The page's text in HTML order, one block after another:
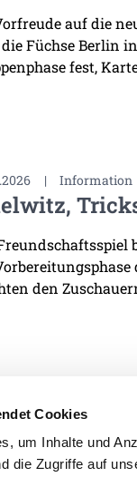
Cookies
um Inhalte und
die Zugriffe auf
auf die
Füchse Berlin
fest,
| Information
den